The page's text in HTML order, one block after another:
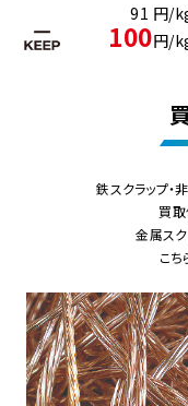
91 円/
100円/
鉄スクラップ・
買取
金属ス
こち